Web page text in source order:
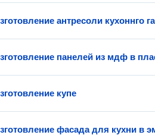
антресоли кухоннго
панелей из мдф в
купе
фасада для кухни в